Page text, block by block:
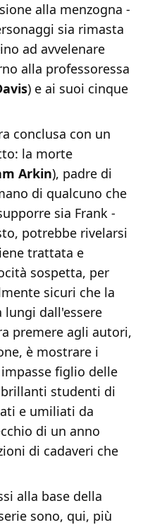
alla menzogna -
sia rimasta
ad avvelenare
alla professoressa
) e ai suoi cinque
conclusa con un
la morte
Arkin), padre di
di qualcuno che
sia Frank -
potrebbe rivelarsi
trattata e
sospetta, per
sicuri che la
dall'essere
premere agli autori,
è mostrare i
figlio delle
studenti di
e umiliati da
di un anno
di cadaveri che
alla base della
sono, qui, più